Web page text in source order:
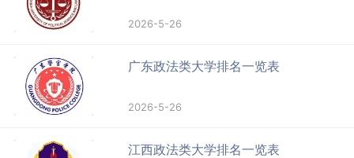
2026-5-26
广东政法类大学排名一览表
2026-5-26
江西政法类大学排名一览表